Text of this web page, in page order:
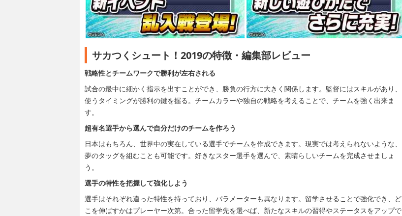
サカつくシュート！2019の特徴・編集部レビュー
戦略性とチームワークで勝利が左右される
試合の最中に細かく指示を出すことができ、勝負の行方に大きく関係します。監督にはスキルがあり、
使うタイミングが勝利の鍵を握る。チームカラーや独自の戦略を考えることで、チームを強く出来ま
す。
超有名選手から選んで自分だけのチームを作ろう
日本はもちろん、世界中の実在している選手でチームを作成できます。現実では考えられないような、
夢のタッグを組むことも可能です。好きなスター選手を選んで、素晴らしいチームを完成させましょ
う。
選手の特性を把握して強化しよう
選手はそれぞれ違った特性を持っており、パラメーターも異なります。留学させることで強化でき、ど
こを伸ばすかはプレーヤー次第。合った留学先を選べば、新たなスキルの習得やステータスをアップで